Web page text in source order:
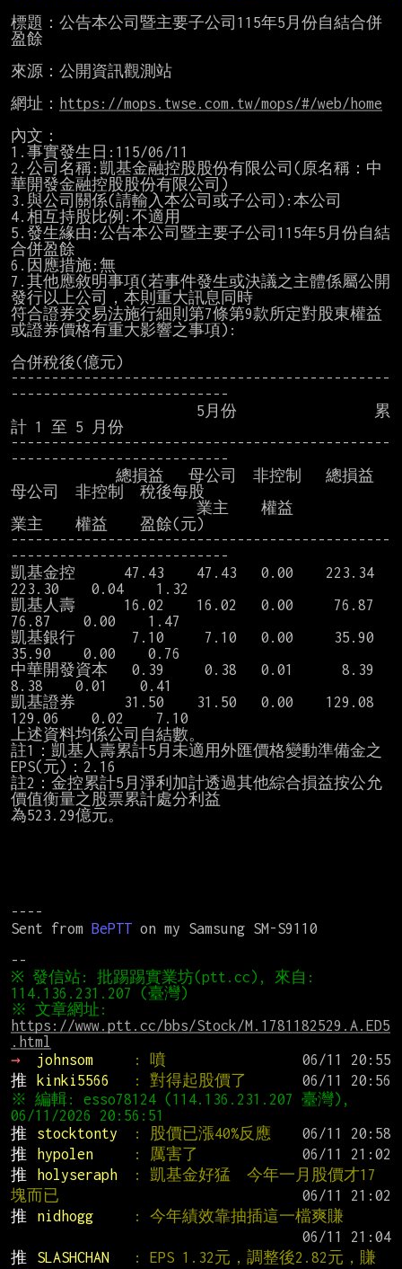
標題：公告本公司暨主要子公司115年5月份自結合併
盈餘
來源：公開資訊觀測站
網址：
https://mops.twse.com.tw/mops/#/web/home
內文：
1.事實發生日:115/06/11
2.公司名稱:凱基金融控股股份有限公司(原名稱：中
華開發金融控股股份有限公司)
3.與公司關係(請輸入本公司或子公司):本公司
4.相互持股比例:不適用
5.發生緣由:公告本公司暨主要子公司115年5月份自結
合併盈餘
6.因應措施:無
7.其他應敘明事項(若事件發生或決議之主體係屬公開
發行以上公司，本則重大訊息同時
符合證券交易法施行細則第7條第9款所定對股東權益
或證券價格有重大影響之事項):
合併稅後(億元)
-----------------------------------------------
---------------------------
5月份                 累
計 1 至 5 月份
-----------------------------------------------
---------------------------
總損益   母公司  非控制   總損益
母公司  非控制  稅後每股
業主    權益
業主    權益    盈餘(元)
-----------------------------------------------
---------------------------
凱基金控      47.43    47.43   0.00    223.34
223.30    0.04    1.32
凱基人壽      16.02    16.02   0.00     76.87
76.87    0.00    1.47
凱基銀行       7.10     7.10   0.00     35.90
35.90    0.00    0.76
中華開發資本   0.39     0.38   0.01      8.39
8.38    0.01    0.41
凱基證券      31.50    31.50   0.00    129.08
129.06    0.02    7.10
上述資料均係公司自結數。
註1：凱基人壽累計5月未適用外匯價格變動準備金之
EPS(元)：2.16
註2：金控累計5月淨利加計透過其他綜合損益按公允
價值衡量之股票累計處分利益
為523.29億元。
----
Sent from BePTT on my Samsung SM-S9110
※ 發信站: 批踢踢實業坊(ptt.cc), 來自:
https://www.ptt.cc/bbs/Stock/M.1781182529.A.ED5
.html
→
johnsom : 噴
推
kinki5566 : 對得起股價了
※ 編輯: esso78124 (114.136.231.207 臺灣),
推
stocktonty : 股價已漲40%反應
推
hypolen : 厲害了
推
holyseraph
: 凱基金好猛  今年一月股價才17
塊而已
推
nidhogg
: 今年績效靠抽插這一檔爽賺
推
SLASHCHAN
: EPS 1.32元，調整後2.82元，賺